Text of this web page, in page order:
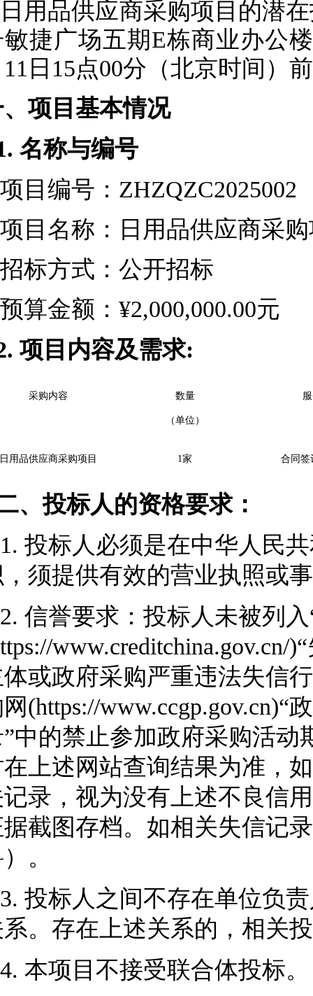
日用品供应商采购项目的潜
捷广场五期E栋商业办公
日15点00分（北京时间）
项目基本情况
名称与编号
项目编号：ZHZQZC2025002
项目名称：日用品供应商采
招标方式：公开招标
预算金额：¥2,000,000.00元
项目内容及需求:
采购内容 数量
（单位）
日用品供应商采购项目 1家 合同签
、投标人的资格要求：
1. 投标人必须是在中华人民
须提供有效的营业执照或
2. 信誉要求：投标人未被列
或政府采购严重违法失信
(https://
中的禁止参加政府采购活
上述网站查询结果为准，
录，视为没有上述不良信
截图存档。如相关失信记
。
3. 投标人之间不存在单位负
。存在上述关系的，相关
4. 本项目不接受联合体投标。